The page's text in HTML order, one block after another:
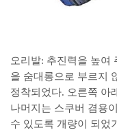
오리발: 추진력을 높여
을 숨대롱으로 부르지
정착되었다. 오른쪽 아
나머지는 스쿠버 겸용
수 있도록 개량이 되었